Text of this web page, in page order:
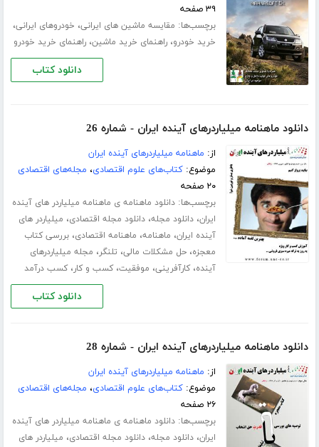
۳۹ صفحه
برچسب‌ها: مقایسه ماشین های ایرانی، خودروهای ایرانی،
خرید خودرو،راهنمای خرید ماشین،راهنمای خرید خودرو
دانلود کتاب
دانلود ماهنامه میلیاردرهای آینده ایران - شماره 26
از: ماهنامه میلیاردرهای آینده ایران
موضوع:کتاب‌های علوم اقتصادی، مجله‌های اقتصادی
۲۰ صفحه
برچسب‌ها:دانلود ماهنامه ی ماهنامه میلیاردر های آینده
ایران،دانلود مجله،دانلود مجله اقتصادی، میلیاردر های
آینده ایران، ماهنامه، ماهنامه اقتصادی،بررسی کتاب
معجزه،حل مشکلات مالی، تلنگر، مجله میلیاردرهای
آینده،کارآفرینی، موفقیت،کسب و کار،کسب درآمد
دانلود کتاب
دانلود ماهنامه میلیاردرهای آینده ایران - شماره 28
از: ماهنامه میلیاردرهای آینده ایران
موضوع:کتاب‌های علوم اقتصادی، مجله‌های اقتصادی
۲۶ صفحه
برچسب‌ها:دانلود ماهنامه ی ماهنامه میلیاردر های آینده
ایران،دانلود مجله،دانلود مجله اقتصادی، میلیاردر های